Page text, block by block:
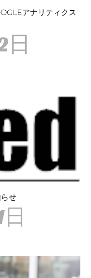
アナリティクス
せ